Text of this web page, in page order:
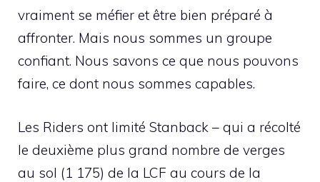
vraiment se méfier et être bien préparé à
affronter. Mais nous sommes un groupe
confiant. Nous savons ce que nous pouvons
faire, ce dont nous sommes capables.
Les Riders ont limité Stanback – qui a récolté
le deuxième plus grand nombre de verges
au sol (1 175) de la LCF au cours de la